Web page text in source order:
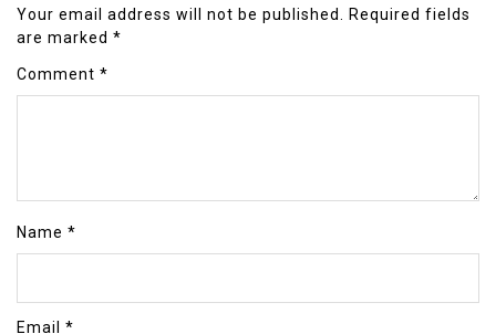
Your email address will not be published.
Required fields
are marked *
Comment *
Name *
Email *